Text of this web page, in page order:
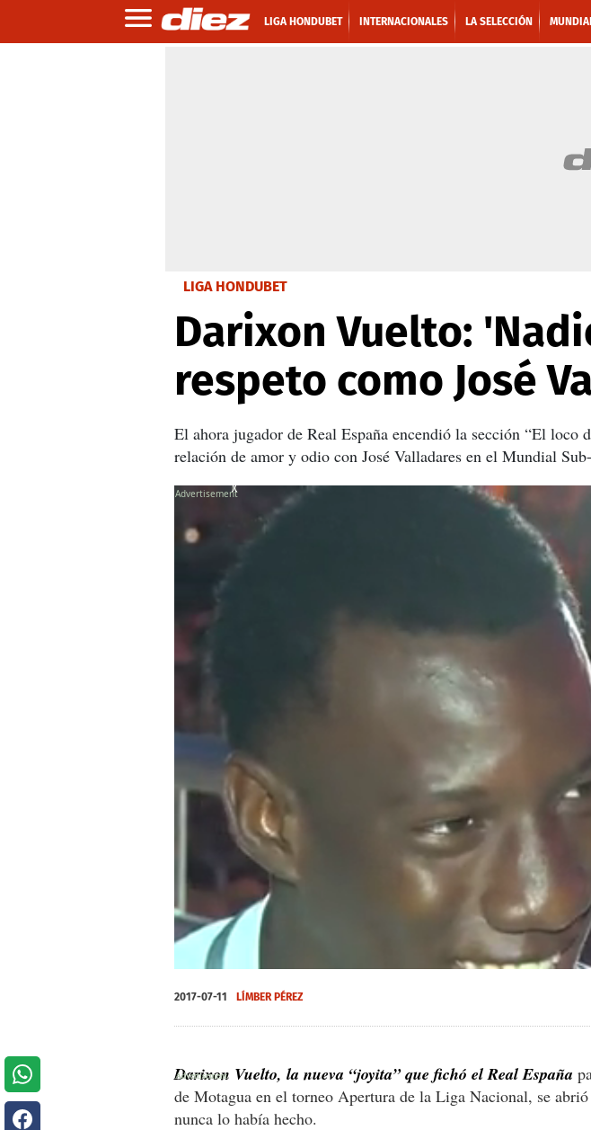
LIGA HONDUBET INTERNACIONALES LA SELECCIÓN
LIGA HONDUBET
Darixon Vuelto:
respeto como José
El ahora jugador de Real España encendió la sección “El loco
relación de amor y odio con José Valladares en el Mundial
seconds
of
X
X
X
2017-07-11 LÍMBER PÉREZ
Darixon Vuelto, la nueva “joyita” que fichó el Real España
de Motagua en el torneo Apertura de la Liga Nacional, se
nunca lo había hecho.